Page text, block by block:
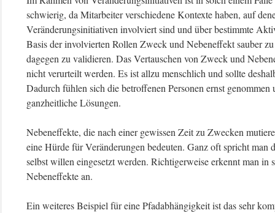
schwierig, da Mitarbeiter verschiedene Kontexte haben, auf
Veränderungsinitiativen involviert sind und über bestimmte
Basis der involvierten Rollen Zweck und Nebeneffekt sauber
dagegen zu validieren. Das Vertauschen von Zweck und
nicht verurteilt werden. Es ist allzu menschlich und sollte
Dadurch fühlen sich die betroffenen Personen ernst
ganzheitliche Lösungen.
Nebeneffekte, die nach einer gewissen Zeit zu Zwecken
eine Hürde für Veränderungen bedeuten. Ganz oft spricht man
selbst willen eingesetzt werden. Richtigerweise erkennt man in
Nebeneffekte an.
Ein weiteres Beispiel für eine Pfadabhängigkeit ist das sehr